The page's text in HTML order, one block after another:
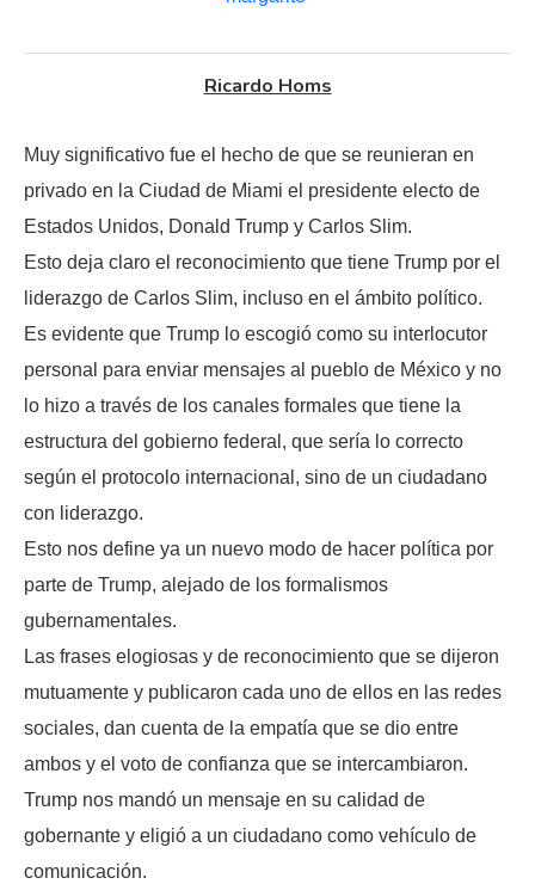
Ricardo Homs
Muy significativo fue el hecho de que se reunieran en
privado en la Ciudad de Miami el presidente electo de
Estados Unidos, Donald Trump y Carlos Slim.
Esto deja claro el reconocimiento que tiene Trump por el
liderazgo de Carlos Slim, incluso en el ámbito político.
Es evidente que Trump lo escogió como su interlocutor
personal para enviar mensajes al pueblo de México y no
lo hizo a través de los canales formales que tiene la
estructura del gobierno federal, que sería lo correcto
según el protocolo internacional, sino de un ciudadano
con liderazgo.
Esto nos define ya un nuevo modo de hacer política por
parte de Trump, alejado de los formalismos
gubernamentales.
Las frases elogiosas y de reconocimiento que se dijeron
mutuamente y publicaron cada uno de ellos en las redes
sociales, dan cuenta de la empatía que se dio entre
ambos y el voto de confianza que se intercambiaron.
Trump nos mandó un mensaje en su calidad de
gobernante y eligió a un ciudadano como vehículo de
comunicación.